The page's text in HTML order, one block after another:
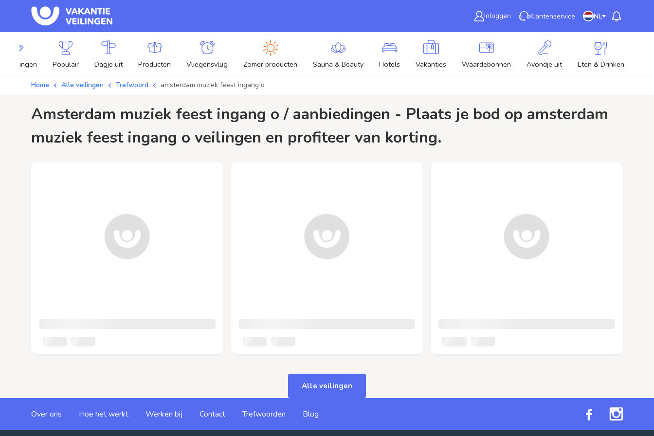
Inloggen Klantenservice NL
veilingen Populair Dagje uit Producten Vliegensvlug Zomer producten Sauna & Beauty Hotels Vakanties Waardebonnen Avondje uit Eten & Drinken
Home Alle veilingen Trefwoord amsterdam muziek feest ingang o
amsterdam muziek feest ingang o / aanbiedingen - Plaats je bod op amsterdam
muziek feest ingang o veilingen en profiteer van korting.
Alle veilingen
Over ons Hoe het werkt Werken bij Contact Trefwoorden Blog